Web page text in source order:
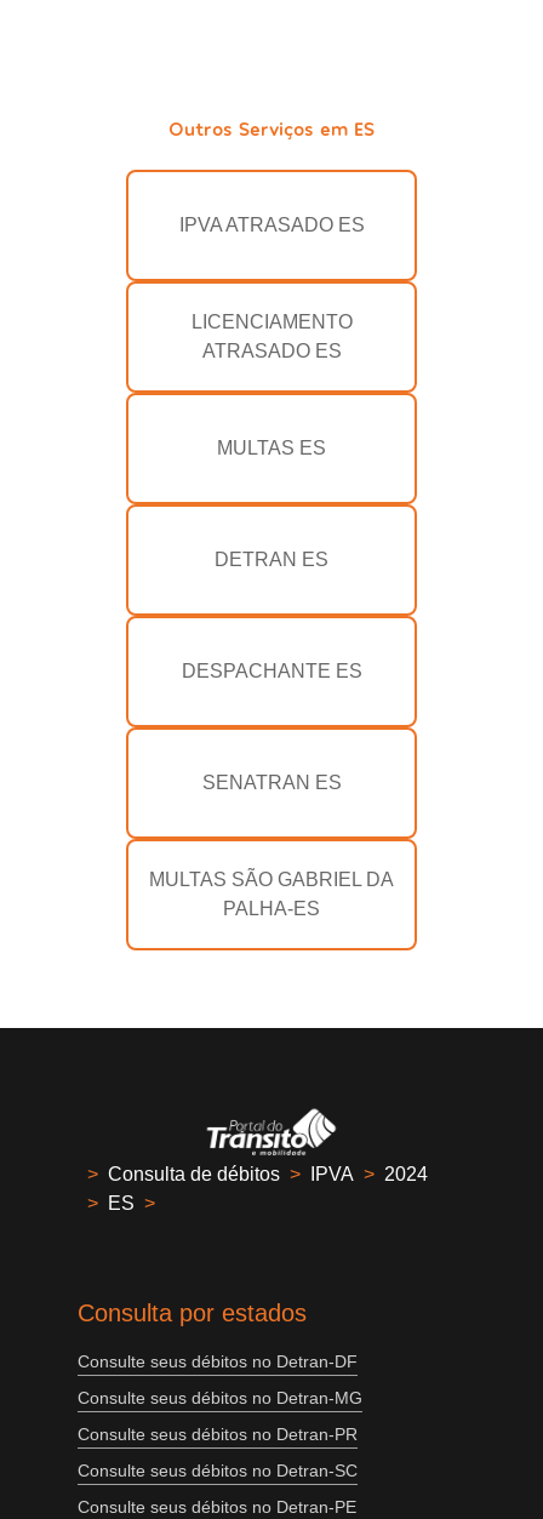
Outros Serviços em ES
IPVA ATRASADO ES
LICENCIAMENTO
ATRASADO ES
MULTAS ES
DETRAN ES
DESPACHANTE ES
SENATRAN ES
MULTAS SÃO GABRIEL DA
PALHA-ES
> Consulta de débitos > IPVA > 2024
> ES >
Consulta por estados
Consulte seus débitos no Detran-DF
Consulte seus débitos no Detran-MG
Consulte seus débitos no Detran-PR
Consulte seus débitos no Detran-SC
Consulte seus débitos no Detran-PE